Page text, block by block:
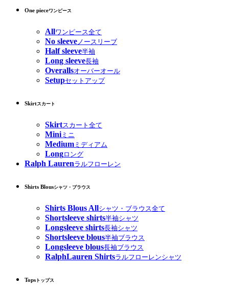
One pieceワンピース
Allワンピース全て
No sleeveノースリーブ
Half sleeve半袖
Long sleeve長袖
Overallsオーバーオール
Setupセットアップ
Skirtスカート
Skirtスカート全て
Miniミニ
Medium ミディアム
Longロング
Ralph Laurenラルフローレン
Shirts Blousシャツ・ブラウス
Shirts Blous Allシャツ・ブラウス全て
Shortsleeve shirts半袖シャツ
Longsleeve shirts長袖シャツ
Shortsleeve blous半袖ブラウス
Longsleeve blous長袖ブラウス
RalphLauren Shirtsラルフローレンシャツ
Tops トップス